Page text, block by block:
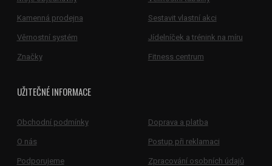
Kamenná prodejna Sestavit vlastní akci
Věrnostní systém Jídelníček a trénink na míru
Značky Fitness centrum
UŽITEČNÉ INFORMACE
Obchodní podmínky Doprava a platba
O nás Postup při reklamaci
Podporujeme Zpracování osobních údajů